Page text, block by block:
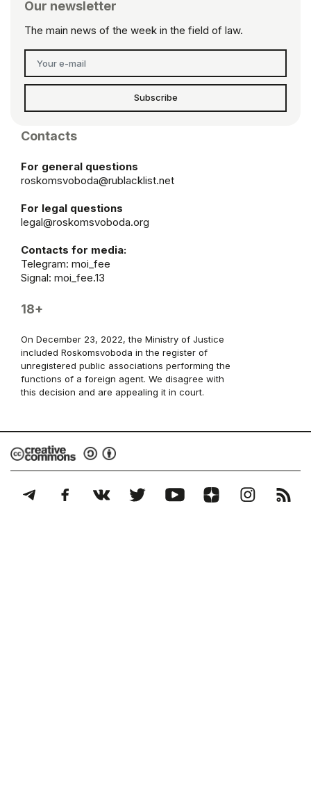
Our newsletter
The main news of the week in the field of law.
Subscribe
Contacts
For general questions
roskomsvoboda@rublacklist.net
For legal questions
legal@roskomsvoboda.org
Contacts for media:
Telegram: moi_fee
Signal: moi_fee.13
18+
On December 23, 2022, the Ministry of Justice
included Roskomsvoboda in the register of
unregistered public associations performing the
functions of a foreign agent. We disagree with
this decision and are appealing it in court.